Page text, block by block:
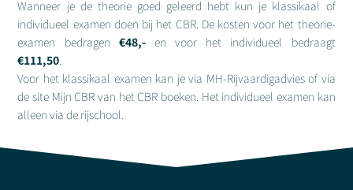
Wanneer je de theorie goed geleerd hebt kun je klassikaal of
individueel examen doen bij het CBR. De kosten voor het theorie-
examen bedragen €48,-en voor het individueel bedraagt
€111,50.
Voor het klassikaal examen kan je via MH-Rijvaardigadvies of via
de site Mijn CBR van het CBR boeken. Het individueel examen kan
alleen via de rijschool.